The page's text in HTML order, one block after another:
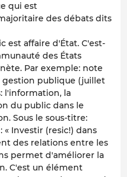
qui est
des débats dits
est affaire d'État. C'est-
des États
Par exemple: note
gestion publique (juillet
l'information, la
du public dans le
Sous le sous-titre:
« Investir (resic!) dans
des relations entre les
permet d'améliorer la
C'est un élément